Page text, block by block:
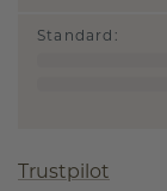
Standard :
Trustpilot